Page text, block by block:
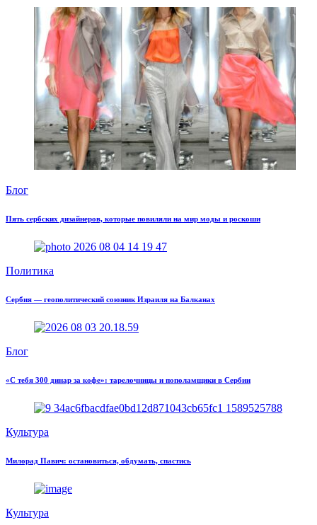
Блог
Пять сербских дизайнеров, которые повиляли на мир моды и роскоши
Политика
Сербия — геополитический союзник Израиля на Балканах
Блог
«С тебя 300 динар за кофе»: тарелочницы и пополамщики в Сербии
Культура
Милорад Павич: остановиться, обдумать, спастись
Культура